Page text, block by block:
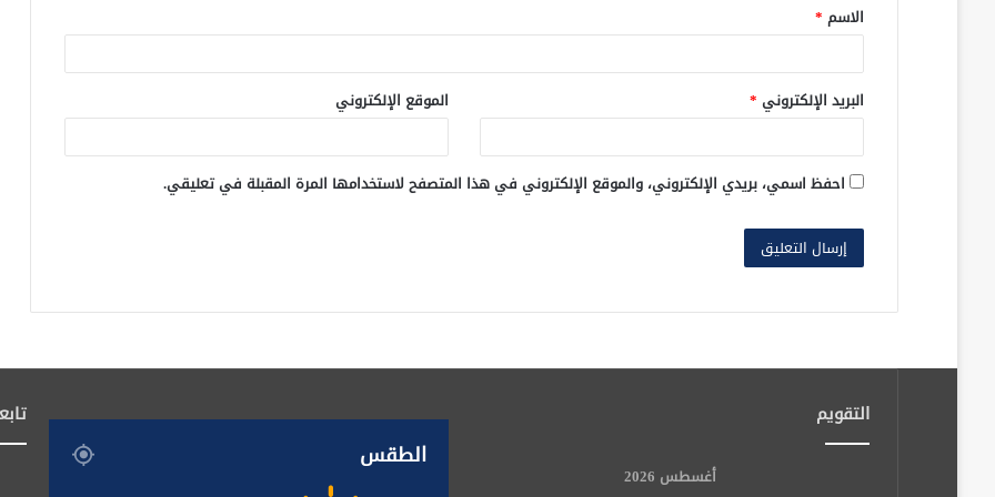
*
الاسم *
البريد الإلكتروني * الموقع الإلكتروني
احفظ اسمي، بريدي الإلكتروني، والموقع الإلكتروني في هذا المتصفح لاستخدامها المرة المقبلة في تعليقي.
التقويم
أغسطس 2026
الطقس